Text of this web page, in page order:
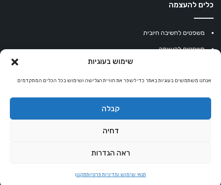
שימוש בעוגיות
אנחנו משתמשים בעוגיות באתר כדי לשפר את חוויית הגלישה ושימוש בכל הכלים המתקדמים
קבלה
דחיה
ראה הגדרות
תנאי שימוש ומדיניות פרטיותתקנון
כלים להעצמה
משפטים לחשיבה חיובית
משפטים להעצמה
מחשבון נומרולוגיה
קריסטלים למזלות
© כל הזכויות שמורות 2026 |